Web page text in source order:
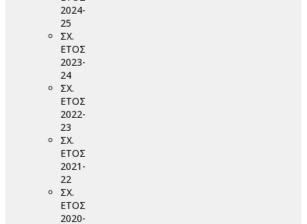
2024-
25
ΣΧ.
ΕΤΟΣ
2023-
24
ΣΧ.
ΕΤΟΣ
2022-
23
ΣΧ.
ΕΤΟΣ
2021-
22
ΣΧ.
ΕΤΟΣ
2020-